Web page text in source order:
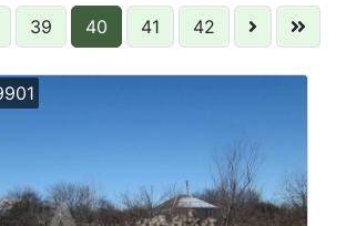
39 40 41 42